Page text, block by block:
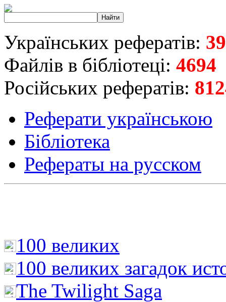
Українських рефератів:
Файлів в бібліотеці: 4694
Російських рефератів:
Реферати українською
Бібліотека
Рефераты на русском
100 великих
100 великих загадок
The Twilight Saga